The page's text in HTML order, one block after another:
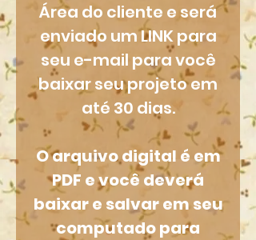
Área do cliente e será
enviado um LINK para
seu e-mail para você
baixar seu projeto em
até 30 dias.
O arquivo digital é em
PDF e você deverá
baixar e salvar em seu
computado para